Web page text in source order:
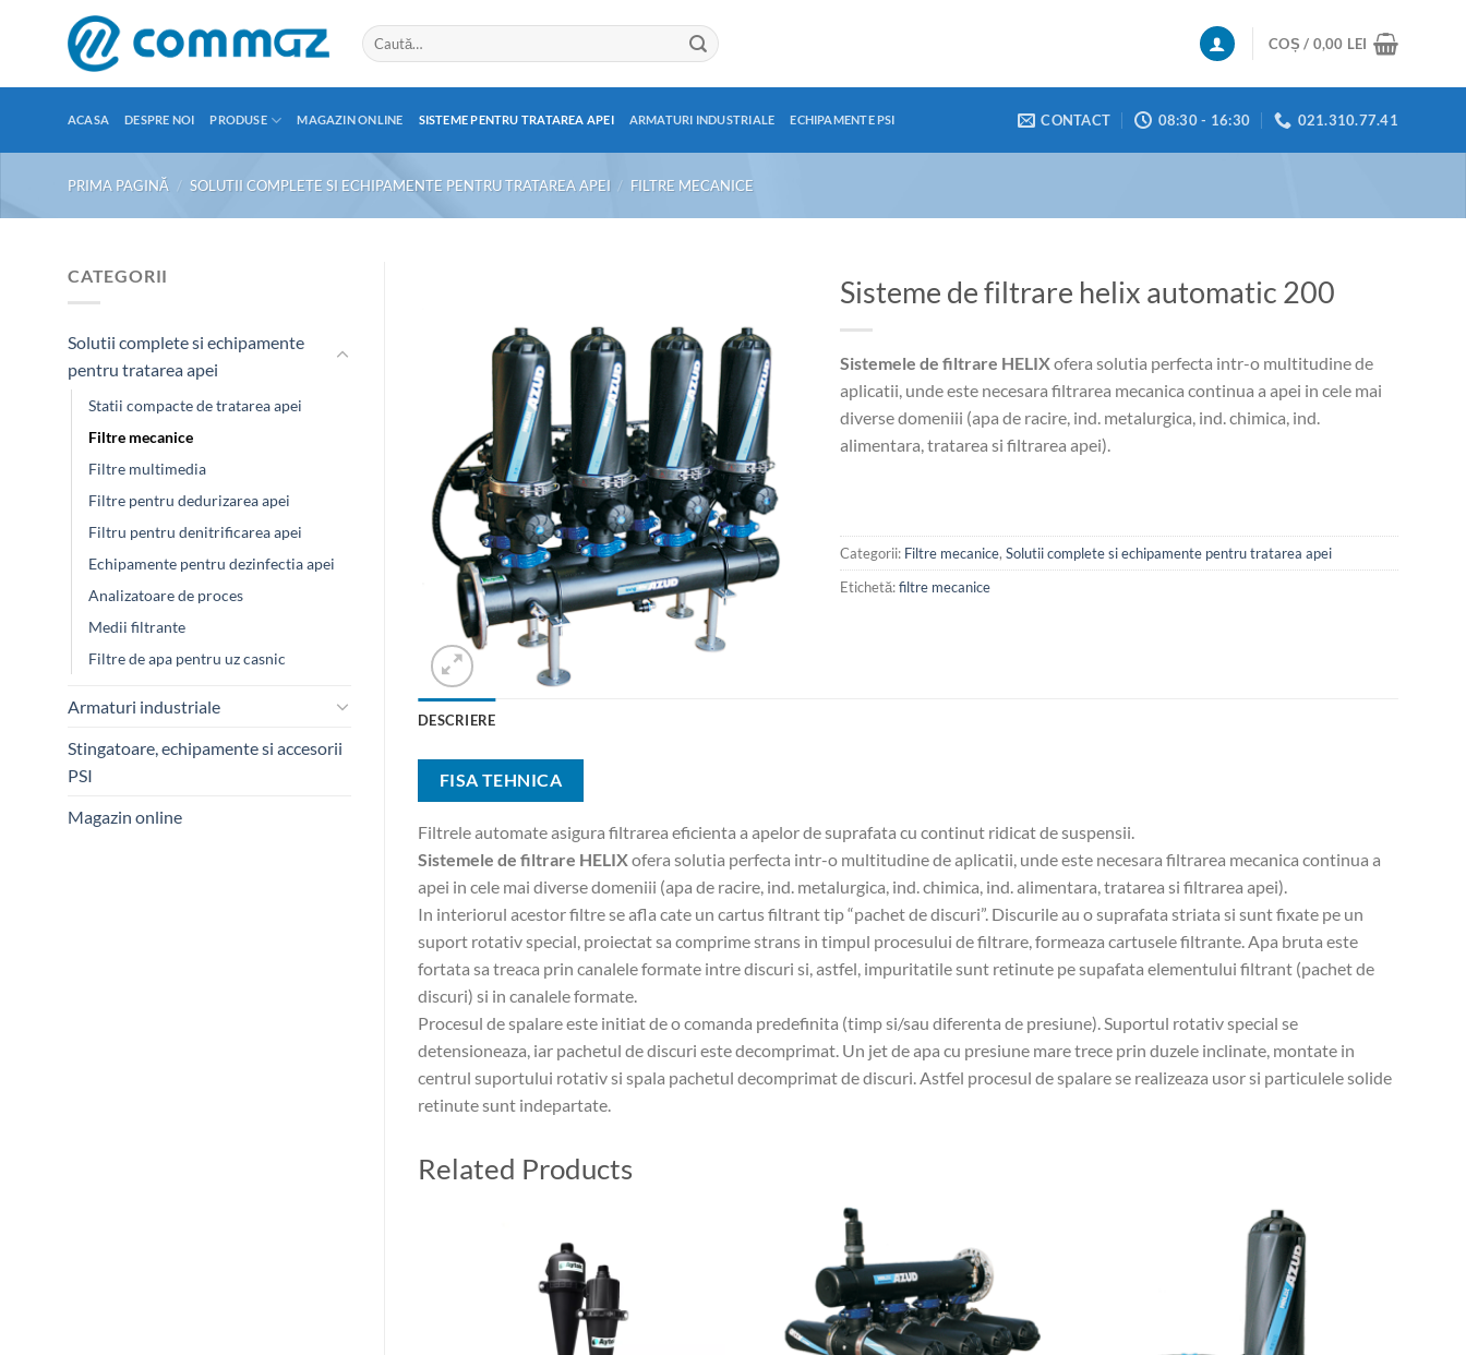
Caută
după:
COȘ / 0,00 LEI
ACASA DESPRE NOI PRODUSE MAGAZIN ONLINE SISTEME PENTRU TRATAREA APEI ARMATURI INDUSTRIALE ECHIPAMENTE PSI CONTACT 08:30 - 16:30 021.310.77.41
PRIMA PAGINĂ / SOLUTII COMPLETE SI ECHIPAMENTE PENTRU TRATAREA APEI / FILTRE MECANICE
CATEGORII
Solutii complete si echipamente
pentru tratarea apei
Statii compacte de tratarea apei
Filtre mecanice
Filtre multimedia
Filtre pentru dedurizarea apei
Filtru pentru denitrificarea apei
Echipamente pentru dezinfectia apei
Analizatoare de proces
Medii filtrante
Filtre de apa pentru uz casnic
Armaturi industriale
Stingatoare, echipamente si accesorii
PSI
Magazin online
Sisteme de filtrare helix automatic 200
Sistemele de filtrare HELIXofera solutia perfecta intr-o multitudine de
aplicatii, unde este necesara filtrarea mecanica continua a apei in cele mai
diverse domeniii (apa de racire, ind. metalurgica, ind. chimica, ind.
alimentara, tratarea si filtrarea apei).
Categorii: Filtre mecanice,Solutii complete si echipamente pentru tratarea apei
Etichetă:filtre mecanice
DESCRIERE
FISA TEHNICA
Filtrele automate asigura filtrarea eficienta a apelor de suprafata cu continut ridicat de suspensii.
Sistemele de filtrare HELIXofera solutia perfecta intr-o multitudine de aplicatii, unde este necesara filtrarea mecanica continua a
apei in cele mai diverse domeniii (apa de racire, ind. metalurgica, ind. chimica, ind. alimentara, tratarea si filtrarea apei).
In interiorul acestor filtre se afla cate un cartus filtrant tip “pachet de discuri”. Discurile au o suprafata striata si sunt fixate pe un
suport rotativ special, proiectat sa comprime strans in timpul procesului de filtrare, formeaza cartusele filtrante. Apa bruta este
fortata sa treaca prin canalele formate intre discuri si, astfel, impuritatile sunt retinute pe supafata elementului filtrant (pachet de
discuri) si in canalele formate.
Procesul de spalare este initiat de o comanda predefinita (timp si/sau diferenta de presiune). Suportul rotativ special se
detensioneaza, iar pachetul de discuri este decomprimat. Un jet de apa cu presiune mare trece prin duzele inclinate, montate in
centrul suportului rotativ si spala pachetul decomprimat de discuri. Astfel procesul de spalare se realizeaza usor si particulele solide
retinute sunt indepartate.
Related Products